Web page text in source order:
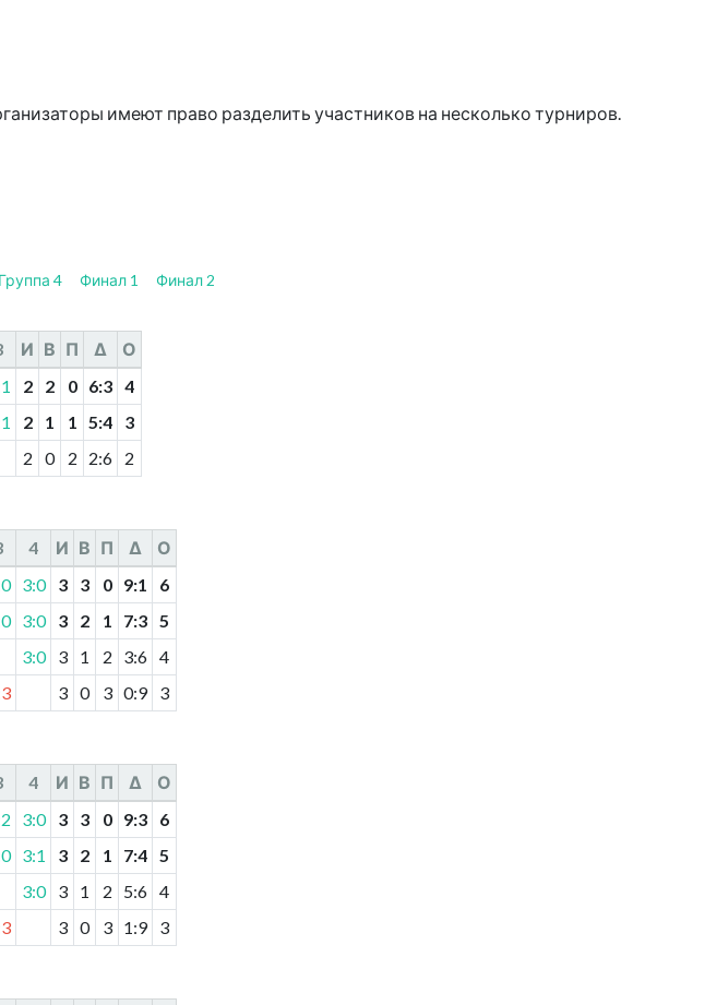
имеют право разделить участников на несколько турниров.
Группа 4 Финал 1 Финал 2
И В П Δ
О
2 2 0 6:3 4
2 1 1 5:4
3
2 0 2 2:6 2
4 И В П Δ
О
3:0 3 3 0 9:1
6
3:0 3 2 1 7:3 5
3:0 3 1 2 3:6 4
3 0 3 0:9 3
4 И В П Δ
О
3:0 3 3 0 9:3
6
3:1 3 2 1 7:4 5
3:0 3 1 2 5:6 4
3 0 3 1:9 3